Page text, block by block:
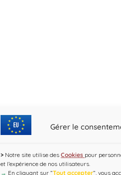
Gérer le
> Notre site utilise des Cookies pour
et l’expérience de nos utilisateurs.
→ En cliquant sur ”Tout accepter”, vous
→